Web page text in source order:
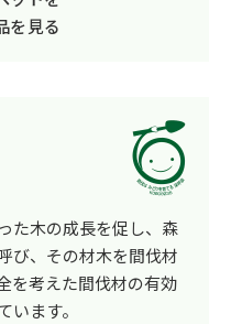
を見る
た木の成長を促し、森
び、その材木を間伐材
を考えた間伐材の有効
ます。